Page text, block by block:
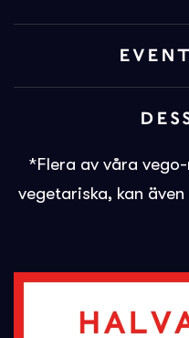
*Flera av våra
vegetariska, kan